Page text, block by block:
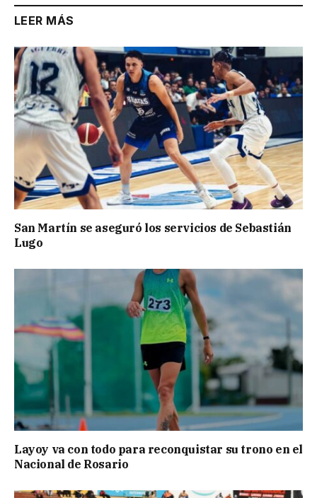
LEER MÁS
San Martín se aseguró los servicios de Sebastián
Lugo
Layoy va con todo para reconquistar su trono en el
Nacional de Rosario